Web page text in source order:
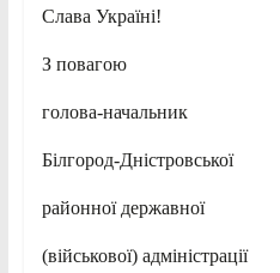
Слава Україні!
З повагою
голова-начальник
Білгород-Дністровської
районної державної
(військової)